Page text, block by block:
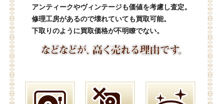
アンティークやヴィンテージも価値を考慮し査定。
修理工房があるので壊れていても買取可能。
下取りのように買取価格が不明瞭でない。